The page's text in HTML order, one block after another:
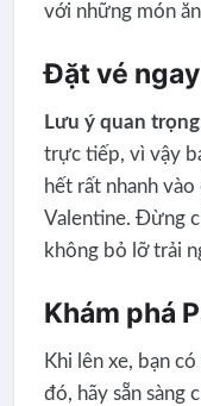
với những món
Đặt vé
Lưu ý quan
trực tiếp, vì vậy
hết rất nhanh
Valentine. Đừng
không bỏ lỡ trải
Khám phá
Khi lên xe, bạn
đó, hãy sẵn sàng